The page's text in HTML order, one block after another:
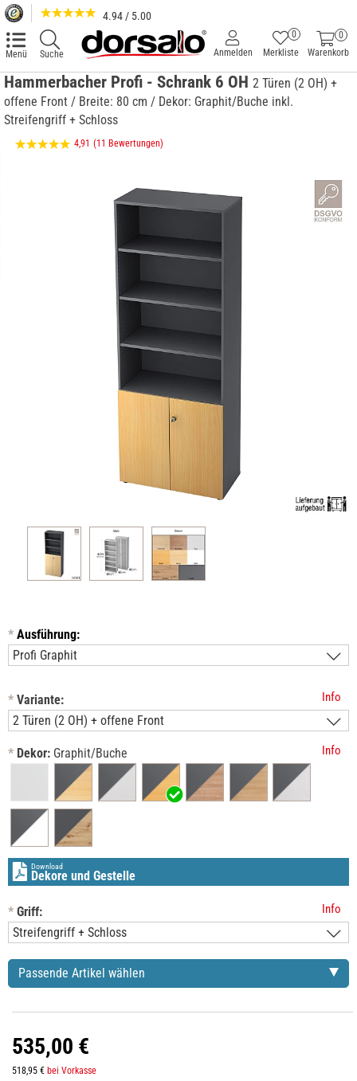
4.94 / 5.00
Menü Suche
0
Warenkorb
Merkliste
0
Anmelden
Hammerbacher Profi - Schrank 6 OH 2 Türen (2 OH) +
offene Front / Breite: 80 cm / Dekor: Graphit/Buche inkl.
Streifengriff + Schloss
4,91 (11 Bewertungen)
* Ausführung:
* Variante: Info
* Dekor: Graphit/Buche Info
Download
Dekore und Gestelle
* Griff: Info
Passende Artikel wählen
535,00 €
518,95 € bei Vorkasse